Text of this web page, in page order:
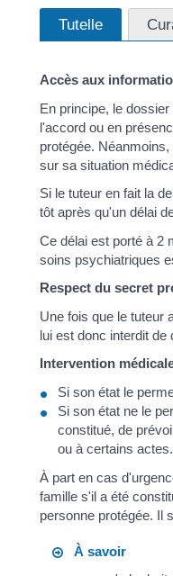
Tutelle
Accès aux
En principe, le
l'accord ou en
protégée.
sur sa situation
Si le tuteur en fait la
tôt après qu'un délai
Ce délai est porté à 2
soins psychiatriques
Respect du secret
Une fois que le tuteur
lui est donc interdit
Intervention
Si son état le
Si son état ne le
constitué, de
ou à certains actes.
À part en cas
famille s'il a été
personne protégée. Il
À savoir